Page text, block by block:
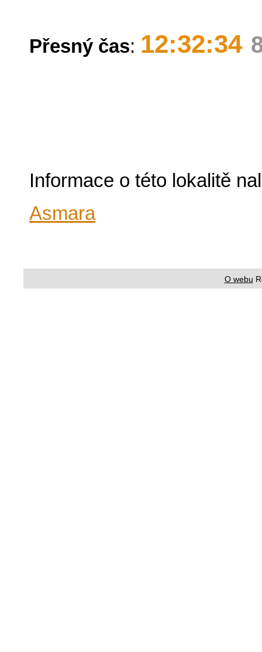
Přesný čas: 12:32:35
Informace o této lokalitě
Asmara
O webu